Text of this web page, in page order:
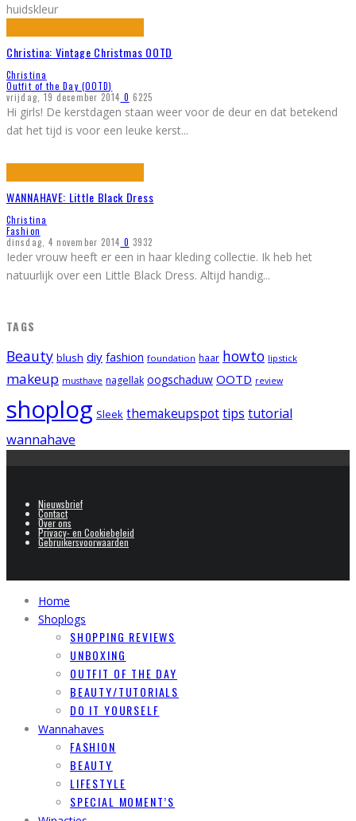
huidskleur
Christina: Vintage Christmas OOTD
Christina
Outfit of the Day (OOTD)
vrijdag, 19 december 2014 0 6225
Hi girls! De kerstdagen staan weer voor de deur en dat betekend
dat het tijd is voor een leuke kerst...
WANNAHAVE: Little Black Dress
Christina
Fashion
dinsdag, 4 november 2014 0 3932
Ieder vrouw heeft er een in haar kleding collectie. Ik heb het
natuurlijk over een Little Black Dress. Altijd handig...
TAGS
Beauty blush diy fashion foundation haar howto lipstick
makeup musthave nagellak oogschaduw OOTD review
shoplog Sleek themakeupspottips tutorial
wannahave
Nieuwsbrief
Contact
Over ons
Privacy- en Cookiebeleid
Gebruikersvoorwaarden
Home
Shoplogs
SHOPPING REVIEWS
UNBOXING
OUTFIT OF THE DAY
BEAUTY/TUTORIALS
DO IT YOURSELF
Wannahaves
FASHION
BEAUTY
LIFESTYLE
SPECIAL MOMENT’S